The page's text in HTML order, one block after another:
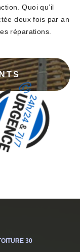
Quoi qu’il
deux fois par an
réparations.
30